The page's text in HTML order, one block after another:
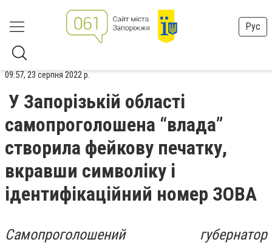
Рус
09:57, 23 серпня 2022 р.
У Запорізькій області
самопроголошена “влада”
створила фейкову печатку,
вкравши символіку і
ідентифікаційний номер ЗОВА
Самопроголошений губернатор